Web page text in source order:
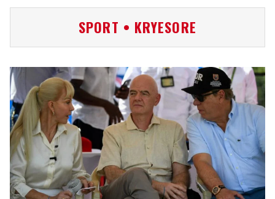
SPORT • KRYESORE